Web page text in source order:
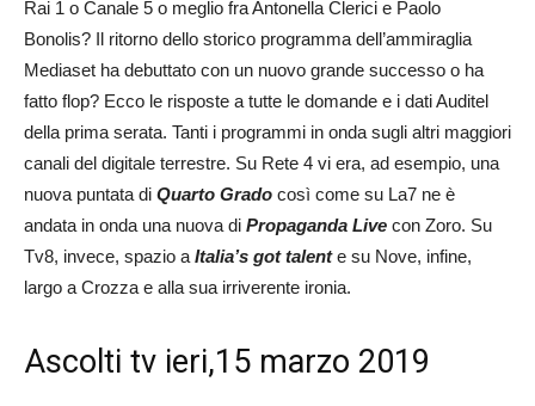
Rai 1 o Canale 5 o meglio fra Antonella Clerici e Paolo
Bonolis? Il ritorno dello storico programma dell’ammiraglia
Mediaset ha debuttato con un nuovo grande successo o ha
fatto flop? Ecco le risposte a tutte le domande e i dati Auditel
della prima serata. Tanti i programmi in onda sugli altri maggiori
canali del digitale terrestre. Su Rete 4 vi era, ad esempio, una
nuova puntata di Quarto Grado così come su La7 ne è
andata in onda una nuova di Propaganda Live con Zoro. Su
Tv8, invece, spazio a Italia’s got talente su Nove, infine,
largo a Crozza e alla sua irriverente ironia.
Ascolti tv ieri,15 marzo 2019